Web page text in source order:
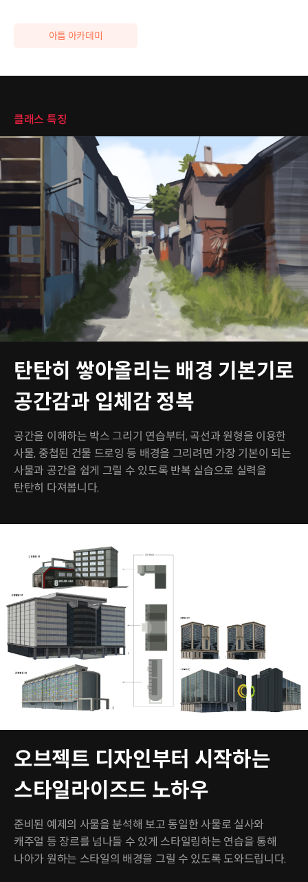
아틈 아카데미
클래스 특징
탄탄히 쌓아올리는 배경 기본기로
공간감과 입체감 정복
공간을 이해하는 박스 그리기 연습부터, 곡선과 원형을 이용한
사물, 중첩된 건물 드로잉 등 배경을 그리려면 가장 기본이 되는
사물과 공간을 쉽게 그릴 수 있도록 반복 실습으로 실력을
탄탄히 다져봅니다.
오브젝트 디자인부터 시작하는
스타일라이즈드 노하우
준비된 예제의 사물을 분석해 보고 동일한 사물로 실사와
캐주얼 등 장르를 넘나들 수 있게 스타일링하는 연습을 통해
나아가 원하는 스타일의 배경을 그릴 수 있도록 도와드립니다.